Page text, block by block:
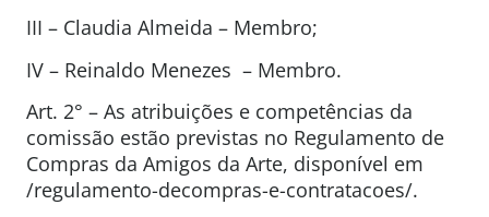
III – Claudia Almeida – Membro;
IV – Reinaldo Menezes – Membro.
Art. 2° – As atribuições e competências da
comissão estão previstas no Regulamento de
Compras da Amigos da Arte, disponível em
/regulamento-decompras-e-contratacoes/.